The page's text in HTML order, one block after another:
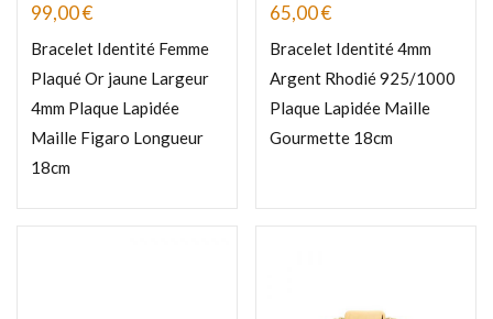
99,00€
Bracelet Identité Femme
Plaqué Or jaune Largeur
4mm Plaque Lapidée
Maille Figaro Longueur
18cm
65,00€
Bracelet Identité 4mm
Argent Rhodié 925/1000
Plaque Lapidée Maille
Gourmette 18cm